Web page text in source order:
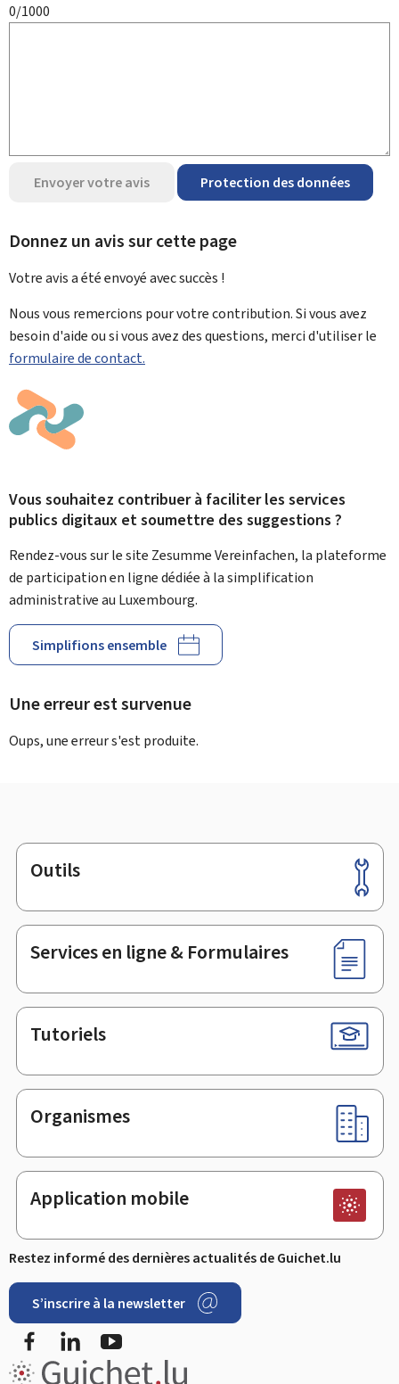
0/1000
Envoyer votre avis Protection des données
Donnez un avis sur cette page
Votre avis a été envoyé avecsuccès !
Nous vous remercions pour votre contribution. Si vous avez
besoin d'aide ou si vous avez des questions, merci d'utiliser le
formulaire de contact.
Vous souhaitez contribuer à faciliter les services
publics digitaux et soumettre des suggestions ?
Rendez-vous sur le site Zesumme Vereinfachen, la plateforme
de participation en ligne dédiée à la simplification
administrative au Luxembourg.
Simplifions ensemble
Une erreur est survenue
Oups, une erreur s'est produite.
Pied
de
page
Outils
Services en ligne & Formulaires
Tutoriels
Organismes
Application mobile
Restez informé des dernières actualités de Guichet.lu
S’inscrire à la newsletter
FacebookLinkedIn